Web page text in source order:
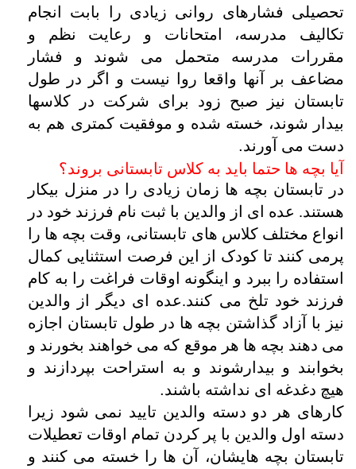
تحصیلی فشارهای روانی زیادی را بابت انجام
تکالیف مدرسه، امتحانات و رعایت نظم و
مقررات مدرسه متحمل می شوند و فشار
مضاعف بر آنها واقعا روا نیست و اگر در طول
تابستان نیز صبح زود برای شرکت در کلاسها
بیدار شوند، خسته شده و موفقیت کمتری هم به
دست می آورند.
آیا بچه ها حتما باید به کلاس تابستانی بروند؟
در تابستان بچه ها زمان زیادی را در منزل بیکار
هستند. عده ای از والدین با ثبت نام فرزند خود در
انواع مختلف کلاس های تابستانی، وقت بچه ها را
پرمی کنند تا کودک از این فرصت استثنایی کمال
استفاده را ببرد و اینگونه اوقات فراغت را به کام
فرزند خود تلخ می کنند.عده ای دیگر از والدین
نیز با آزاد گذاشتن بچه ها در طول تابستان اجازه
می دهند بچه ها هر موقع که می خواهند بخورند و
بخوابند و بیدارشوند و به استراحت بپردازند و
هیچ دغدغه ای نداشته باشند.
کارهای هر دو دسته والدین تایید نمی شود زیرا
دسته اول والدین با پر کردن تمام اوقات تعطیلات
تابستان بچه هایشان، آن ها را خسته می کنند و